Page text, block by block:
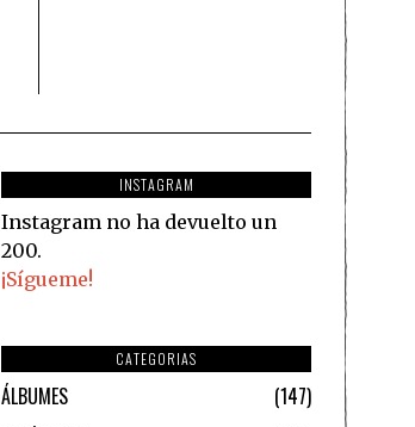
INSTAGRAM
Instagram no ha devuelto un
200.
¡Sígueme!
CATEGORIAS
ÁLBUMES
147